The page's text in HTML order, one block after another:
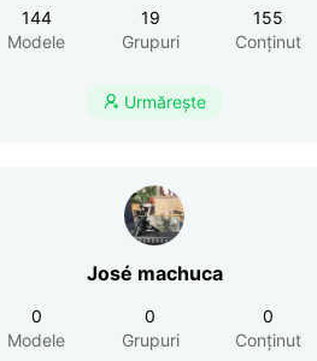
144
Modele
19
Grupuri
155
Conținut
 Urmărește
José machuca
0
Modele
0
Grupuri
0
Conținut